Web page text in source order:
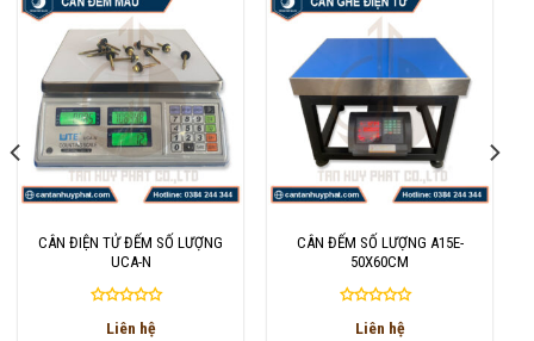
CÂN ĐIỆN TỬ ĐẾM SỐ LƯỢNG
UCA-N
Được
Liên hệ
CÂN ĐẾM SỐ LƯỢNG A15E-
50X60CM
Được
Liên hệ